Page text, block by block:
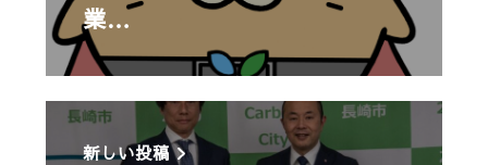
業…
新しい投稿